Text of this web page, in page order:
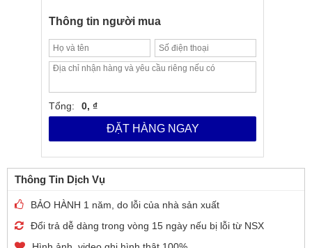
Thông tin người mua
Tổng: 0, ₫
ĐẶT HÀNG NGAY
Thông Tin Dịch Vụ
BẢO HÀNH 1 năm, do lỗi của nhà sản xuất
Đổi trả dễ dàng trong vòng 15 ngày nếu bị lỗi từ NSX